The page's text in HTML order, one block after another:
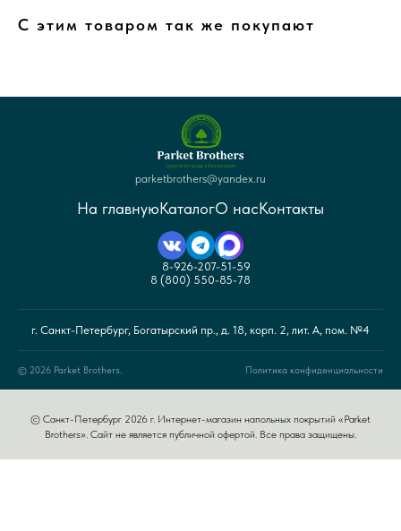
С этим товаром так же покупают
parketbrothers@yandex.ru
На главнуюКаталогО насКонтакты
8-926-207-51-59
8 (800) 550-85-78
г. Санкт-Петербург, Богатырский пр., д. 18, корп. 2, лит. А, пом. №4
© 2026 Parket Brothers. Политика конфиденциальности
© Санкт-Петербург 2026 г. Интернет-магазин напольных покрытий «Parket
Brothers». Сайт не является публичной офертой. Все права защищены.